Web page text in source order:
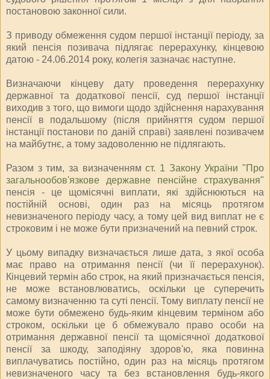
постановою законної сили.
З приводу обмеження судом першої інстанції періоду, за
який пенсія позивача підлягає перерахунку, кінцевою
датою - 24.06.2014 року, колегія зазначає наступне.
Визначаючи кінцеву дату проведення перерахунку
державної та додаткової пенсії, суд першої інстанції
виходив з того, що вимоги щодо здійснення нарахування
пенсії в подальшому (після прийняття судом першої
інстанції постанови по даній справі) заявлені позивачем
на майбутнє, а тому задоволенню не підлягають.
Разом з тим, за визначеннямст. 1 Закону України "Про
загальнообов'язкове державне пенсійне страхування"
пенсія - це щомісячні виплати, які здійснюються на
постійній основі, один раз на місяць протягом
невизначеного періоду часу, а тому цей вид виплат не є
строковим і не може бути призначений на певний строк.
У цьому випадку визначається лише дата, з якої особа
має право на отримання пенсії (чи її перерахунок).
Кінцевий термін або строк, на який призначається пенсія,
не може встановлюватись, оскільки це суперечить
самому визначенню та суті пенсії. Тому виплату пенсії не
може бути обмежено будь-яким кінцевим терміном або
строком, оскільки це б обмежувало право особи на
отримання державної пенсії та щомісячної додаткової
пенсії за шкоду, заподіяну здоров'ю, яка повинна
виплачуватись постійно, один раз на місяць протягом
невизначеного часу та без встановлення будь-якого